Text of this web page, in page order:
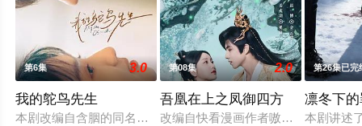
第6集 3.0
我的鸵鸟先生
本剧改编自含胭的同名小说，讲述了邻家女孩庞倩（苏晓彤 饰
第08集 2.0
吾凰在上之凤御四方
改编自快看漫画作者嗷小泽的独家连
第26集已完
凛冬下
本剧讲述